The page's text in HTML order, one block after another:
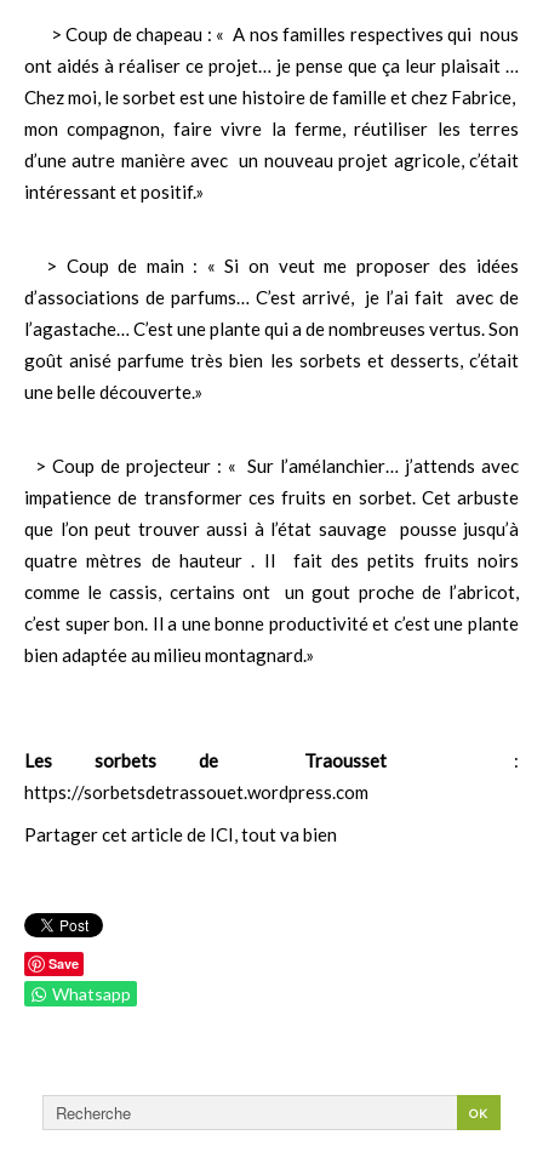
OK
Rechercher
> Coup de chapeau : « A nos familles respectives qui nous
ont aidés à réaliser ce projet… je pense que ça leur plaisait …
Chez moi, le sorbet est une histoire de famille et chez Fabrice,
mon compagnon, faire vivre la ferme, réutiliser les terres
d’une autre manière avec un nouveau projet agricole, c’était
intéressant et positif.»
> Coup de main : « Si on veut me proposer des idées
d’associations de parfums… C’est arrivé, je l’ai fait avec de
l’agastache… C’est une plante qui a de nombreuses vertus. Son
goût anisé parfume très bien les sorbets et desserts, c’était
une belle découverte.»
> Coup de projecteur : « Sur l’amélanchier… j’attends avec
impatience de transformer ces fruits en sorbet. Cet arbuste
que l’on peut trouver aussi à l’état sauvage pousse jusqu’à
quatre mètres de hauteur . Il fait des petits fruits noirs
comme le cassis, certains ont un gout proche de l’abricot,
c’est super bon. Il a une bonne productivité et c’est une plante
bien adaptée au milieu montagnard.»
Les sorbets de Traousset
:
https://sorbetsdetrassouet.wordpress.com
Partager cet article de ICI, tout va bien
Save
Whatsapp